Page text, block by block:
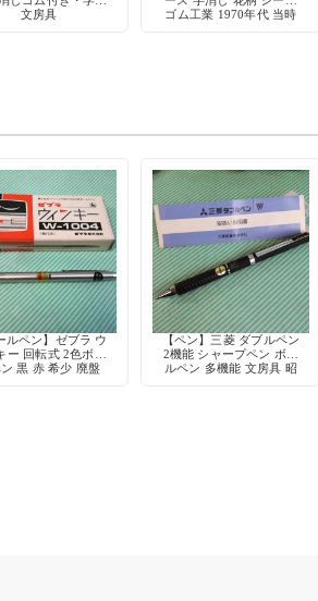
文房具
ゴム工業 1970年代 当時
ルペン】ゼブラ ウ
ー 回転式 2色ボー
黒 赤 希少 廃盤
【ペン】三菱 ダブルペン
2機能 シャープペン ボー
ルペン 多機能 文房具 昭